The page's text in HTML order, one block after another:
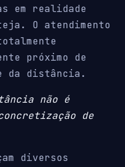
em realidade
O atendimento
próximo de
da distância.
não é
de
diversos